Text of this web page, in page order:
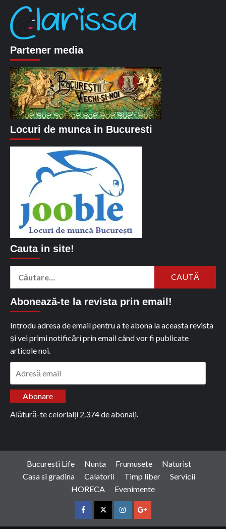
Partener media
Locuri de munca in Bucuresti
Cauta in site!
Abonează-te la revista prin email!
Introdu adresa de email pentru a te abona la aceasta revista
și vei primi notificări prin email când vor fi publicate
articole noi.
Abonare
Alătură-te celorlalți 2.374 de abonați.
Bucuresti Life Nunta Frumusete
Naturist
Casa si gradina
Calatorii Timp liber
Servicii
HORECA
Evenimente
FacebookTwitterInstagramGoogle